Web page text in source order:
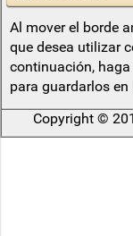
Al mover el borde
que desea utilizar
continuación, haga
para guardarlos
Copyright ©